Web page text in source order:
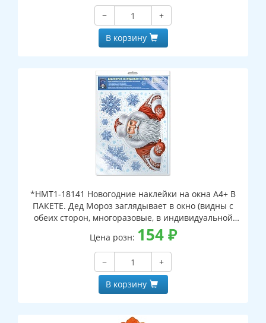
−
+
В корзину
*НМТ1-18141 Новогодние наклейки на окна А4+ В
ПАКЕТЕ. Дед Мороз заглядывает в окно (видны с
обеих сторон, многоразовые, в индивидуальной
упаковке, с европодвесом и клеевым клапаном)
Цена розн: 154₽
−
+
В корзину